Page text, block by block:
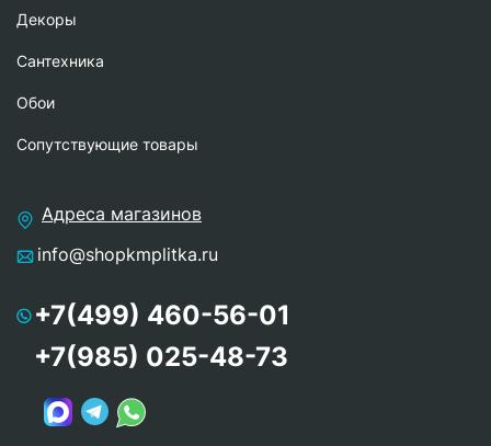
Декоры
Сантехника
Обои
Сопутствующие товары
Адреса магазинов
info@shopkmplitka.ru
+7(499) 460-56-01
+7(985) 025-48-73